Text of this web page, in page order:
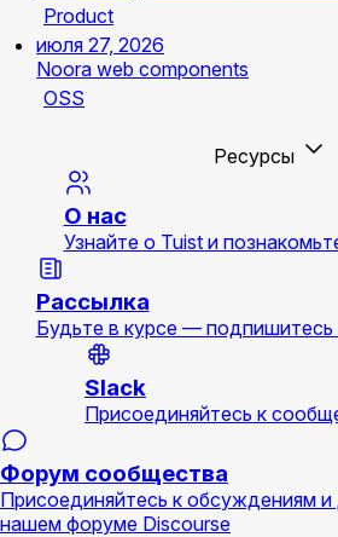
Product
июля 27, 2026
Noora web components
OSS
Ресурсы
О нас
Узнайте о Tuist и
Рассылка
Будьте в курсе —
Slack
Присоединяйтесь к
Форум сообщества
Присоединяйтесь к обсуждениям
нашем форуме Discourse